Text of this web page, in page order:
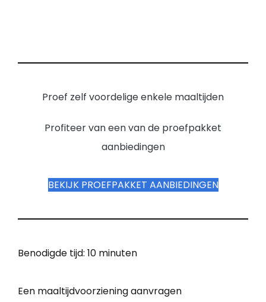
Proef zelf voordelige enkele maaltijden
Profiteer van een van de proefpakket
aanbiedingen
BEKIJK PROEFPAKKET AANBIEDINGEN
Benodigde tijd: 10 minuten
Een maaltijdvoorziening aanvragen